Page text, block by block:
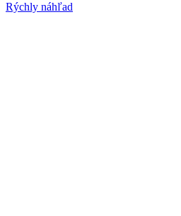
Rýchly náhľad